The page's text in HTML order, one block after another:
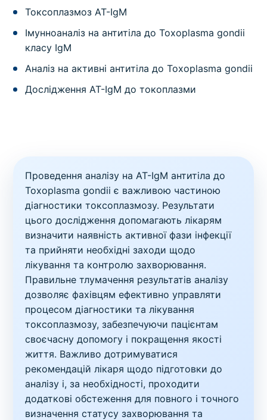
Токсоплазмоз AT-IgМ
Імунноаналіз на антитіла до Toxoplasma gondii
класу IgМ
Аналіз на активні антитіла до Toxoplasma gondii
Дослідження AT-IgМ до токоплазми
Проведення аналізу на AT-IgМ антитіла до
Toxoplasma gondii є важливою частиною
діагностики токсоплазмозу. Результати
цього дослідження допомагають лікарям
визначити наявність активної фази інфекції
та прийняти необхідні заходи щодо
лікування та контролю захворювання.
Правильне тлумачення результатів аналізу
дозволяє фахівцям ефективно управляти
процесом діагностики та лікування
токсоплазмозу, забезпечуючи пацієнтам
своєчасну допомогу і покращення якості
життя. Важливо дотримуватися
рекомендацій лікаря щодо підготовки до
аналізу і, за необхідності, проходити
додаткові обстеження для повного і точного
визначення статусу захворювання та